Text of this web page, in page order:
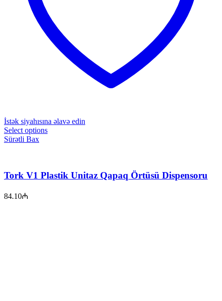
İstək siyahısına əlavə edin
Select options
Sürətli Bax
Tork V1 Plastik Unitaz Qapaq Örtüsü Dispensoru
84.10₼